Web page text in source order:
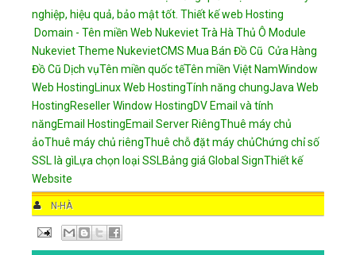
nghiệp, hiệu quả, bảo mật tốt. Thiết kế web Hosting
Domain - Tên miền Web NukevietTrà Hà Thủ Ô Module
NukevietTheme NukevietCMS Mua Bán Đồ Cũ Cửa Hàng
Đồ Cũ Dịch vụTên miền quốc tếTên miền Việt NamWindow
Web HostingLinux Web HostingTính năng chungJava Web
HostingReseller Window HostingDV Email và tính
năngEmail HostingEmail Server RiêngThuê máy chủ
ảoThuê máy chủ riêngThuê chỗ đặt máy chủChứng chỉ số
SSL là gìLựa chọn loại SSLBảng giá Global SignThiết kế
Website
AUTHOR
N-HÀ
DATE
11:43 AM